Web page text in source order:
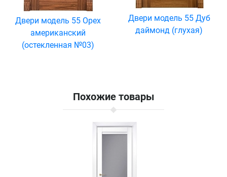
Двери модель 55 Орех
американский
(остекленная №03)
Двери модель 55 Дуб
даймонд (глухая)
Похожие товары